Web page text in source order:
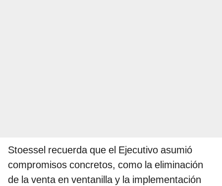
Stoessel recuerda que el Ejecutivo asumió
compromisos concretos, como la eliminación
de la venta en ventanilla y la implementación